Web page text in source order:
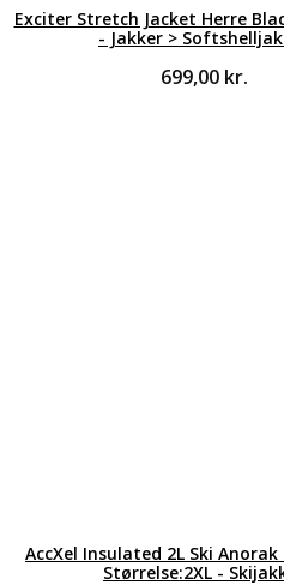
Exciter Stretch Jacket Herre
- Jakker >
699,00 kr.
AccXel Insulated 2L Ski Anorak
Størrelse:2XL -